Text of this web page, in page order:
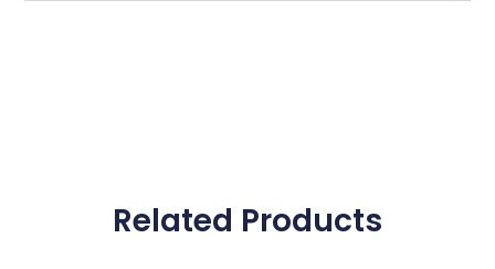
Related Products